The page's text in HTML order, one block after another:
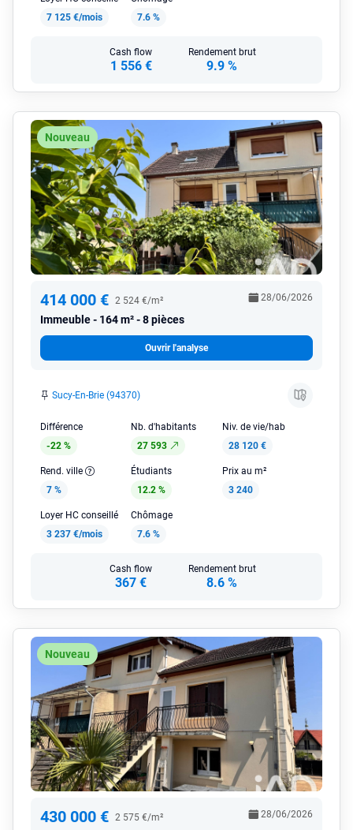
7 125 €/mois
7.6 %
Cash flow
1 556 €
Rendement brut
9.9 %
Nouveau
414 000 € 2 524 €/m²
Immeuble 164 m² - 8 pièces
28/06/2026
Ouvrir l'analyse
Sucy-En-Brie (94370)
Différence
-22 %
Nb. d'habitants
27 593
Niv. de vie/hab
28 120 €
Rend. ville
7 %
Étudiants
12.2 %
Prix au m²
3 240
Loyer HC conseillé
3 237 €/mois
Chômage
7.6 %
Cash flow
367 €
Rendement brut
8.6 %
Nouveau
430 000 € 2 575 €/m² 28/06/2026